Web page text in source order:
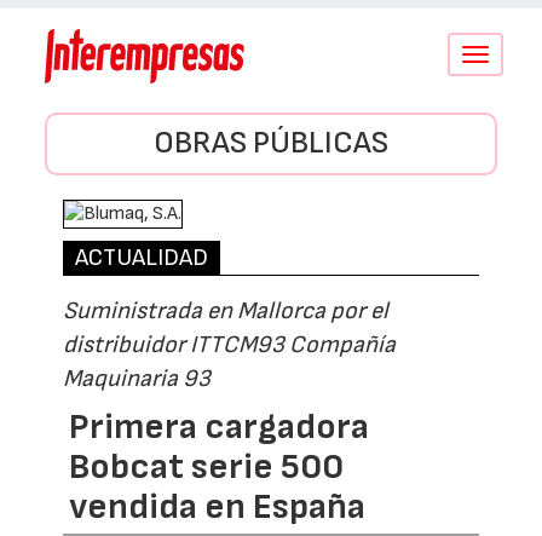
Conmutar
OBRAS PÚBLICAS
ACTUALIDAD
Suministrada en Mallorca por el
distribuidor ITTCM93 Compañía
Maquinaria 93
Primera cargadora
Bobcat serie 500
vendida en España